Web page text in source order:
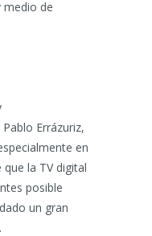
medio de
Errázuriz,
en
la TV digital
posible
un gran